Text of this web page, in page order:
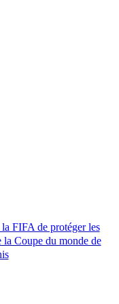
FIFA de protéger les
la Coupe du monde de